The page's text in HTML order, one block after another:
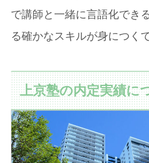
で講師と一緒に言語化でき
る確かなスキルが身につく
上京塾の内定実績に